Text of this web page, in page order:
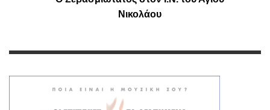
Νικολάου